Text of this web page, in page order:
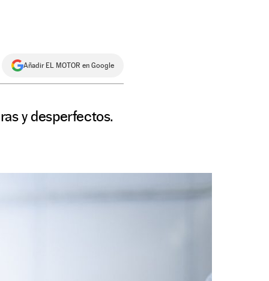
Añadir EL MOTOR en Google
y desperfectos.